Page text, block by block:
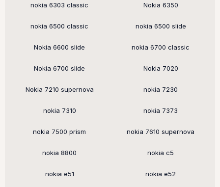
nokia 6303 classic Nokia 6350
nokia 6500 classic nokia 6500 slide
Nokia 6600 slide nokia 6700 classic
Nokia 6700 slide Nokia 7020
Nokia 7210 supernova nokia 7230
nokia 7310 nokia 7373
nokia 7500 prism nokia 7610 supernova
nokia 8800 nokia c5
nokia e51 nokia e52